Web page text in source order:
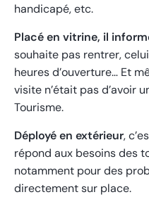
handicapé, etc.
Placé en vitrine, il
souhaite pas rentrer,
heures d’ouverture… Et
visite n’était pas d’avoir
Tourisme.
Déployé en extérieur,
répond aux besoins des
notamment pour des
directement sur place.